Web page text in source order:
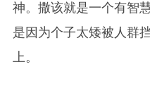
神。撒该就是一个有智
是因为个子太矮被人群
上。